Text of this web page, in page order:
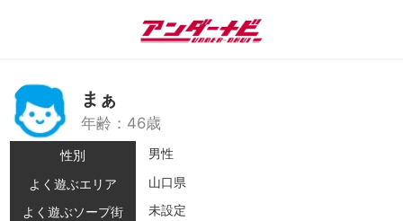
まぁ
年齢：46歳
性別
男性
よく遊ぶエリア
山口県
よく遊ぶソープ街
未設定